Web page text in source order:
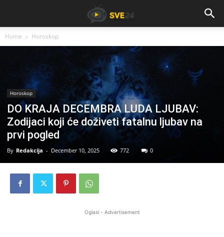
Home Horoskop
Horoskop
DO KRAJA DECEMBRA LUDA LJUBAV:
Zodijaci koji će doživeti fatalnu ljubav na
prvi pogled
By Redakcija - December 10, 2025 772 0
Oglasi - Advertisement